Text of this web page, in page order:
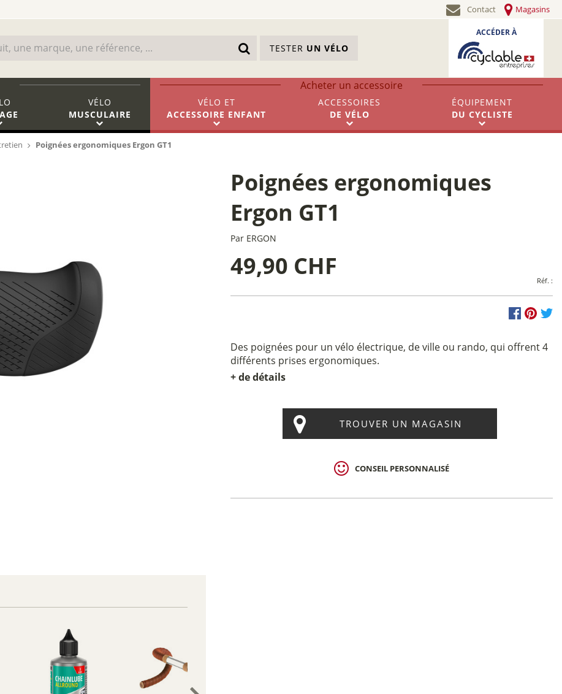
Contact Magasins
TESTER UN VÉLO
ACCÉDER À
Acheter un accessoire
VÉLO
MUSCULAIRE
VÉLO ET
ACCESSOIRE ENFANT
ACCESSOIRES
DE VÉLO
ÉQUIPEMENT
DU CYCLISTE
Poignées ergonomiques Ergon GT1
Poignées ergonomiques
Ergon GT1
Par ERGON
49,90 CHF Réf. :
Des poignées pour un vélo électrique, de ville ou rando, qui offrent 4
différents prises ergonomiques.
+ de détails
TROUVER UN MAGASIN
CONSEIL PERSONNALISÉ